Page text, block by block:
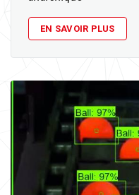
EN SAVOIR PLUS